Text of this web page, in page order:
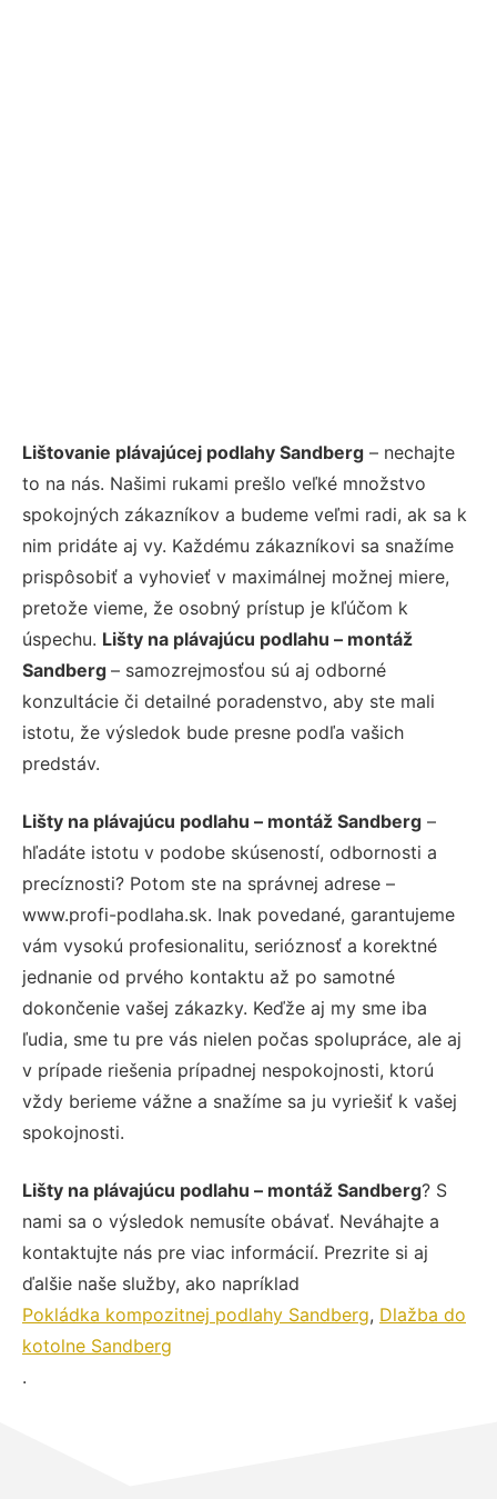
Lištovanie plávajúcej podlahy Sandberg – nechajte
to na nás. Našimi rukami prešlo veľké množstvo
spokojných zákazníkov a budeme veľmi radi, ak sa k
nim pridáte aj vy. Každému zákazníkovi sa snažíme
prispôsobiť a vyhovieť v maximálnej možnej miere,
pretože vieme, že osobný prístup je kľúčom k
úspechu. Lišty na plávajúcu podlahu – montáž
Sandberg – samozrejmosťou sú aj odborné
konzultácie či detailné poradenstvo, aby ste mali
istotu, že výsledok bude presne podľa vašich
predstáv.
Lišty na plávajúcu podlahu – montáž Sandberg –
hľadáte istotu v podobe skúseností, odbornosti a
precíznosti? Potom ste na správnej adrese –
www.profi-podlaha.sk. Inak povedané, garantujeme
vám vysokú profesionalitu, serióznosť a korektné
jednanie od prvého kontaktu až po samotné
dokončenie vašej zákazky. Keďže aj my sme iba
ľudia, sme tu pre vás nielen počas spolupráce, ale aj
v prípade riešenia prípadnej nespokojnosti, ktorú
vždy berieme vážne a snažíme sa ju vyriešiť k vašej
spokojnosti.
Lišty na plávajúcu podlahu – montáž Sandberg? S
nami sa o výsledok nemusíte obávať. Neváhajte a
kontaktujte nás pre viac informácií. Prezrite si aj
ďalšie naše služby, ako napríklad
Pokládka kompozitnej podlahy Sandberg, Dlažba do
kotolne Sandberg
.